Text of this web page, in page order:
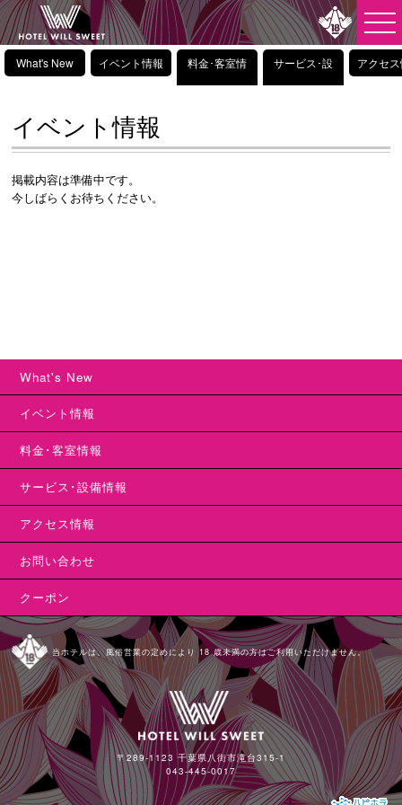
What's New イベント情報
料金･客室情
報
サービス･設
備情報
アクセ
イベント情報
掲載内容は準備中です。
今しばらくお待ちください。
What's New
イベント情報
料金･客室情報
サービス･設備情報
アクセス情報
お問い合わせ
クーポン
当ホテルは、風俗営業の定めにより 18 歳未満の方はご利用いただけません。
〒289-1123 千葉県八街市滝台315-1
043-445-0017